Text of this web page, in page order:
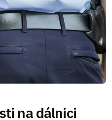
na dálnici